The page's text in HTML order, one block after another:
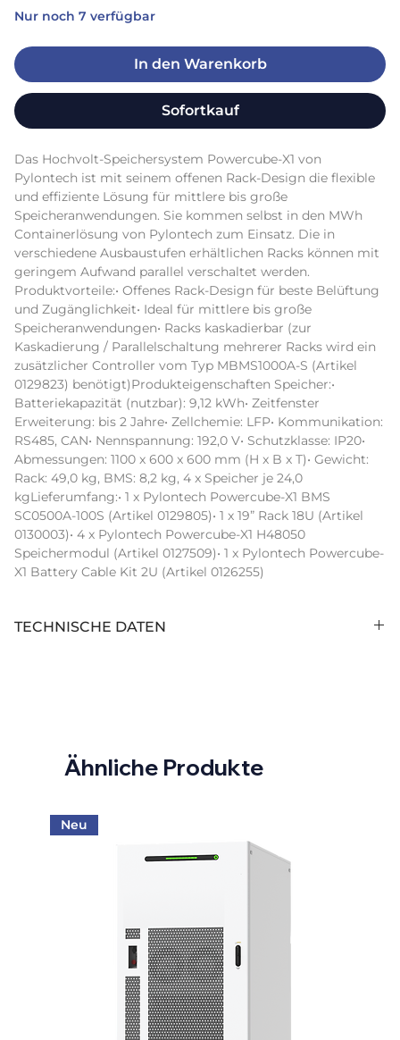
Ähnliche Produkte
Neu
Nur noch 7 verfügbar
In den Warenkorb
Sofortkauf
Das Hochvolt-Speichersystem Powercube-X1 von
Pylontech ist mit seinem offenen Rack-Design die flexible
und effiziente Lösung für mittlere bis große
Speicheranwendungen. Sie kommen selbst in den MWh
Containerlösung von Pylontech zum Einsatz. Die in
verschiedene Ausbaustufen erhältlichen Racks können mit
geringem Aufwand parallel verschaltet werden.
Produktvorteile:• Offenes Rack-Design für beste Belüftung
und Zugänglichkeit• Ideal für mittlere bis große
Speicheranwendungen• Racks kaskadierbar (zur
Kaskadierung / Parallelschaltung mehrerer Racks wird ein
zusätzlicher Controller vom Typ MBMS1000A-S (Artikel
0129823) benötigt)Produkteigenschaften Speicher:•
Batteriekapazität (nutzbar): 9,12 kWh• Zeitfenster
Erweiterung: bis 2 Jahre• Zellchemie: LFP• Kommunikation:
RS485, CAN• Nennspannung: 192,0 V• Schutzklasse: IP20•
Abmessungen: 1100 x 600 x 600 mm (H x B x T)• Gewicht:
Rack: 49,0 kg, BMS: 8,2 kg, 4 x Speicher je 24,0
kgLieferumfang:• 1 x Pylontech Powercube-X1 BMS
SC0500A-100S (Artikel 0129805)• 1 x 19” Rack 18U (Artikel
0130003)• 4 x Pylontech Powercube-X1 H48050
Speichermodul (Artikel 0127509)• 1 x Pylontech Powercube-
X1 Battery Cable Kit 2U (Artikel 0126255)
TECHNISCHE DATEN